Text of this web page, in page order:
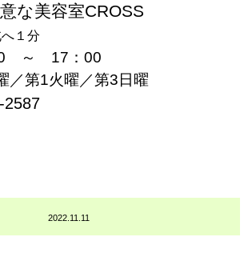
な美容室CROSS
１分
～ 17：00
／第1火曜／第3日曜
2587
2022.11.11